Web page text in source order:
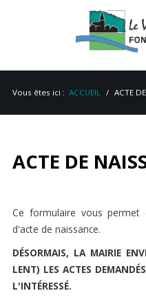
VIE PRATIQUE
ENVIRONNEMENT
PATRIMOINE
Vous êtes ici : ACCUEIL ACTE
ACTE DE
Ce formulaire vous
d'acte de naissance.
DÉSORMAIS, LA MAIRIE
LENT) LES ACTES
L'INTÉRESSÉ.